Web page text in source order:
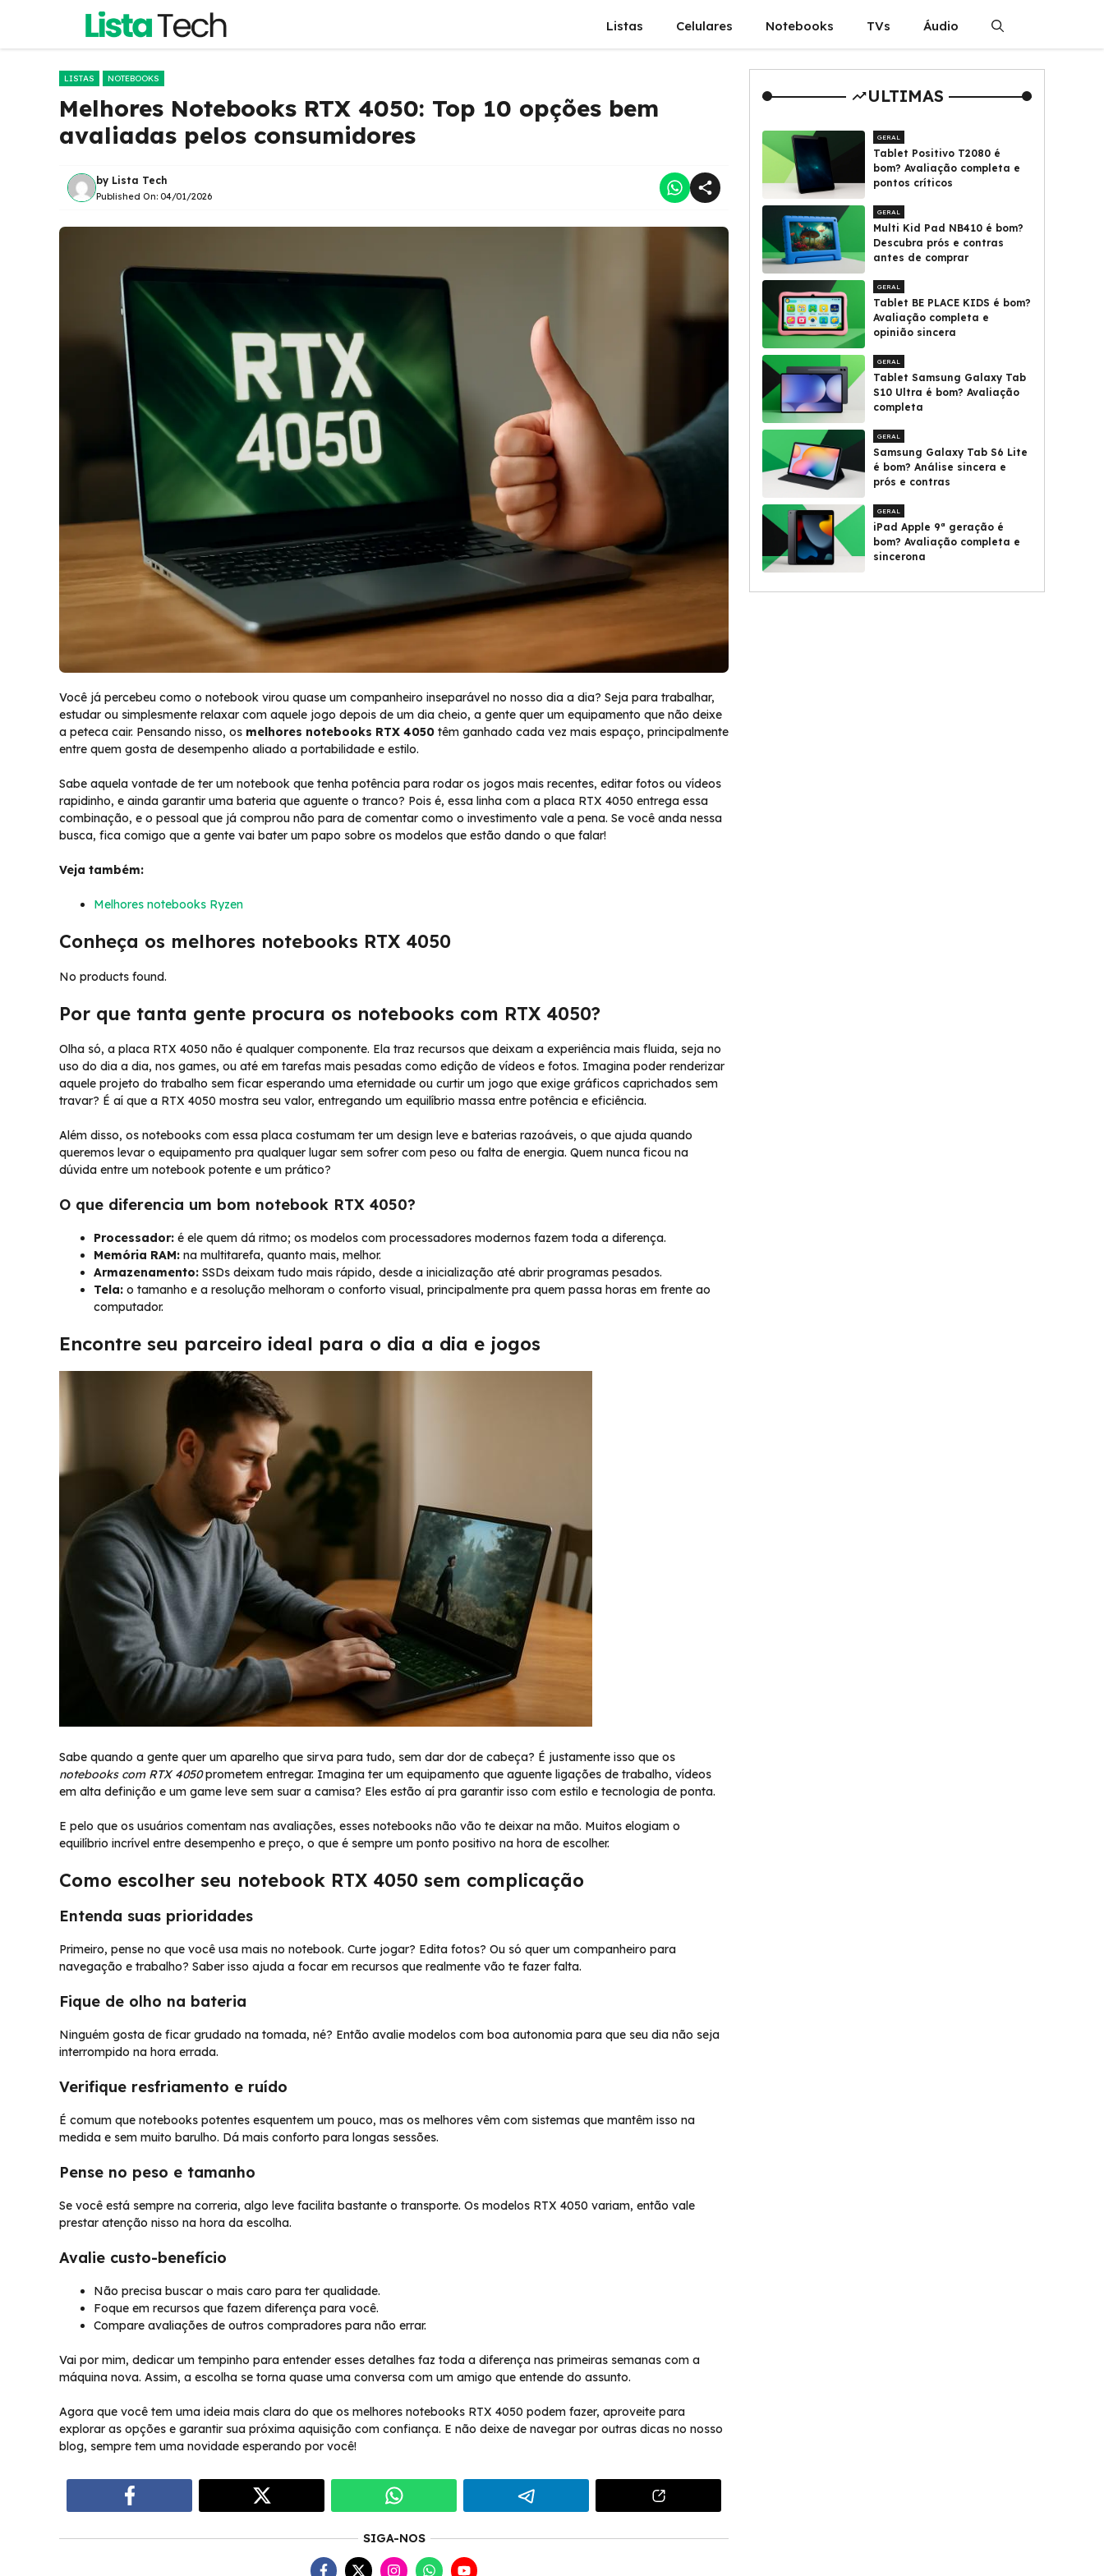
o
Listas Celulares Notebooks TVs Áudio
LISTAS NOTEBOOKS
Melhores Notebooks RTX 4050: Top 10 opções bem
avaliadas pelos consumidores
by Lista Tech
Published On: 04/01/2026
Você já percebeu como o notebook virou quase um companheiro inseparável no nosso dia a dia? Seja para trabalhar,
estudar ou simplesmente relaxar com aquele jogo depois de um dia cheio, a gente quer um equipamento que não deixe
a peteca cair. Pensando nisso, os melhores notebooks RTX 4050 têm ganhado cada vez mais espaço, principalmente
entre quem gosta de desempenho aliado a portabilidade e estilo.
Sabe aquela vontade de ter um notebook que tenha potência para rodar os jogos mais recentes, editar fotos ou vídeos
rapidinho, e ainda garantir uma bateria que aguente o tranco? Pois é, essa linha com a placa RTX 4050 entrega essa
combinação, e o pessoal que já comprou não para de comentar como o investimento vale a pena. Se você anda nessa
busca, fica comigo que a gente vai bater um papo sobre os modelos que estão dando o que falar!
Veja também:
Melhores notebooks Ryzen
Conheça os melhores notebooks RTX 4050
No products found.
Por que tanta gente procura os notebooks com RTX 4050?
Olha só, a placa RTX 4050 não é qualquer componente. Ela traz recursos que deixam a experiência mais fluida, seja no
uso do dia a dia, nos games, ou até em tarefas mais pesadas como edição de vídeos e fotos. Imagina poder renderizar
aquele projeto do trabalho sem ficar esperando uma eternidade ou curtir um jogo que exige gráficos caprichados sem
travar? É aí que a RTX 4050 mostra seu valor, entregando um equilíbrio massa entre potência e eficiência.
Além disso, os notebooks com essa placa costumam ter um design leve e baterias razoáveis, o que ajuda quando
queremos levar o equipamento pra qualquer lugar sem sofrer com peso ou falta de energia. Quem nunca ficou na
dúvida entre um notebook potente e um prático?
O que diferencia um bom notebook RTX 4050?
Processador: é ele quem dá ritmo; os modelos com processadores modernos fazem toda a diferença.
Memória RAM: na multitarefa, quanto mais, melhor.
Armazenamento: SSDs deixam tudo mais rápido, desde a inicialização até abrir programas pesados.
Tela: o tamanho e a resolução melhoram o conforto visual, principalmente pra quem passa horas em frente ao
computador.
Encontre seu parceiro ideal para o dia a dia e jogos
Sabe quando a gente quer um aparelho que sirva para tudo, sem dar dor de cabeça? É justamente isso que os
notebooks com RTX 4050prometem entregar. Imagina ter um equipamento que aguente ligações de trabalho, vídeos
em alta definição e um game leve sem suar a camisa? Eles estão aí pra garantir isso com estilo e tecnologia de ponta.
E pelo que os usuários comentam nas avaliações, esses notebooks não vão te deixar na mão. Muitos elogiam o
equilíbrio incrível entre desempenho e preço, o que é sempre um ponto positivo na hora de escolher.
Como escolher seu notebook RTX 4050 sem complicação
Entenda suas prioridades
Primeiro, pense no que você usa mais no notebook. Curte jogar? Edita fotos? Ou só quer um companheiro para
navegação e trabalho? Saber isso ajuda a focar em recursos que realmente vão te fazer falta.
Fique de olho na bateria
Ninguém gosta de ficar grudado na tomada, né? Então avalie modelos com boa autonomia para que seu dia não seja
interrompido na hora errada.
Verifique resfriamento e ruído
É comum que notebooks potentes esquentem um pouco, mas os melhores vêm com sistemas que mantêm isso na
medida e sem muito barulho. Dá mais conforto para longas sessões.
Pense no peso e tamanho
Se você está sempre na correria, algo leve facilita bastante o transporte. Os modelos RTX 4050 variam, então vale
prestar atenção nisso na hora da escolha.
Avalie custo-benefício
Não precisa buscar o mais caro para ter qualidade.
Foque em recursos que fazem diferença para você.
Compare avaliações de outros compradores para não errar.
Vai por mim, dedicar um tempinho para entender esses detalhes faz toda a diferença nas primeiras semanas com a
máquina nova. Assim, a escolha se torna quase uma conversa com um amigo que entende do assunto.
Agora que você tem uma ideia mais clara do que os melhores notebooks RTX 4050 podem fazer, aproveite para
explorar as opções e garantir sua próxima aquisição com confiança. E não deixe de navegar por outras dicas no nosso
blog, sempre tem uma novidade esperando por você!
SIGA-NOS
ULTIMAS
GERAL
Tablet Positivo T2080 é
bom? Avaliação completa e
pontos críticos
GERAL
Multi Kid Pad NB410 é bom?
Descubra prós e contras
antes de comprar
GERAL
Tablet BE PLACE KIDS é bom?
Avaliação completa e
opinião sincera
GERAL
Tablet Samsung Galaxy Tab
S10 Ultra é bom? Avaliação
completa
GERAL
Samsung Galaxy Tab S6 Lite
é bom? Análise sincera e
prós e contras
GERAL
iPad Apple 9ª geração é
bom? Avaliação completa e
sincerona